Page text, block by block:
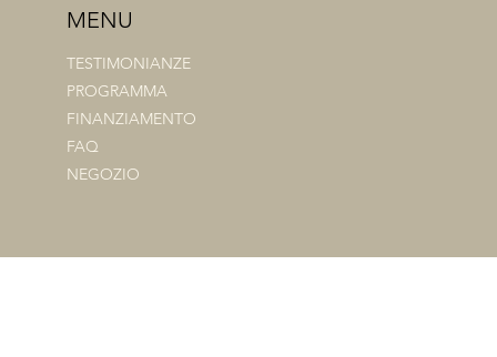
MENU
TESTIMONIANZE
PROGRAMMA
FINANZIAMENTO
FAQ
NEGOZIO